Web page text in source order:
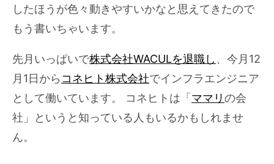
したほうが色々動きやすいかなと思えてきたので
もう書いちゃいます。
先月いっぱいで株式会社WACULを退職し 、今月12
月1日から コネヒト株式会社でインフラエンジニア
として働いています。 コネヒトは「ママリの会
社」というと知っている人もいるかもしれませ
ん。